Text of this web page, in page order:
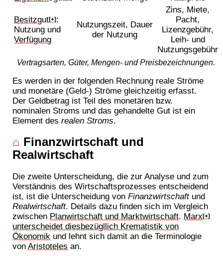
Besitzgut[+] :
Nutzung und
Verfügung
Nutzungszeit, Dauer
der Nutzung
Zins, Miete,
Pacht,
Lizenzgebühr,
Leih- und
Nutzungsgebühr
Vertragsarten, Güter, Mengen- und Preisbezeichnungen.
Es werden in der folgenden Rechnung reale Ströme
und monetäre (Geld-) Ströme gleichzeitig erfasst.
Der Geldbetrag ist Teil des monetären bzw.
nominalen Stroms und das gehandelte Gut ist ein
Element desrealen Stroms.
⌂ Finanzwirtschaft und
Realwirtschaft
Die zweite Unterscheidung, die zur Analyse und zum
Verständnis des Wirtschaftsprozesses entscheidend
ist, ist die Unterscheidung vonFinanzwirtschaftund
Realwirtschaft. Details dazu finden sich im Vergleich
zwischen Planwirtschaft und Marktwirtschaft. Marx[+]
unterscheidet diesbezügllich Krematistik von
Ökonomik und lehnt sich damit an die Terminologie
vonAristoteles an.